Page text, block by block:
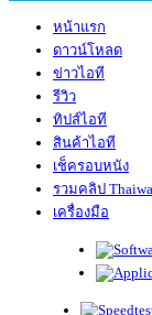
หน้าแรก
ดาวน์โหลด
ข่าวไอที
รีวิว
ทิปส์ไอที
สินค้าไอที
เช็ครอบหนัง
รวมคลิป
เครื่องมือ